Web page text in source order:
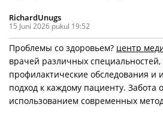
RichardUnugs
15 Juni 2026 pukul 19:52
Проблемы со здоровьем? центр
врачей различных специальностей,
профилактические обследования и
подход к каждому пациенту. Забота
использованием современных